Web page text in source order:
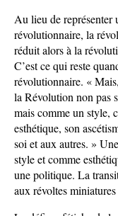
Au lieu de représenter
révolutionnaire, la
réduit alors à la
C’est ce qui reste
révolutionnaire. «
la Révolution non pas
mais comme un style,
esthétique, son
soi et aux autres. »
style et comme
une politique. La
aux révoltes miniatures